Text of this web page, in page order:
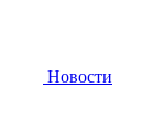
Новости